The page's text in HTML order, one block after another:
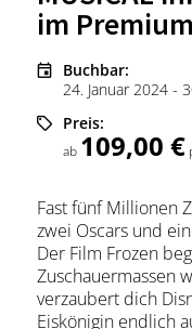
im
Buchbar:
24. Januar 2024 -
Preis:
ab 109,00 €
Fast fünf Millionen
zwei Oscars und
Der Film Frozen
Zuschauermassen
verzaubert dich
Eiskönigin endlich